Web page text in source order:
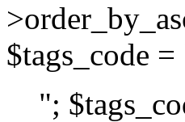
$tags_code =
";